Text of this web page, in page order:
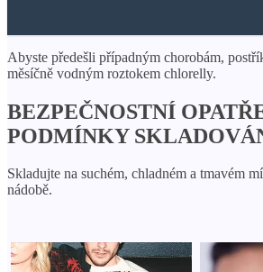
Abyste předešli případným chorobám,
měsíčně vodným roztokem chlorelly.
BEZPEČNOSTNÍ
PODMÍNKY
Skladujte na suchém, chladném a tmavém
nádobě.